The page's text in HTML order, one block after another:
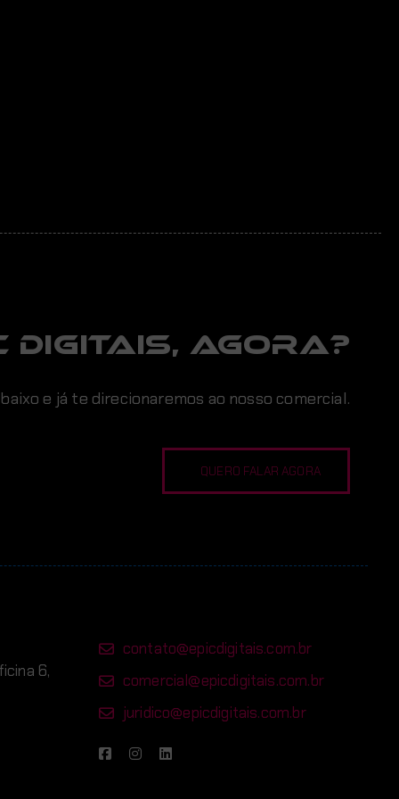
AGORA?
e já te direcionaremos ao nosso comercial.
QUERO FALAR AGORA
6,
contato@epicdigitais.com.br
comercial@epicdigitais.com.br
juridico@epicdigitais.com.br